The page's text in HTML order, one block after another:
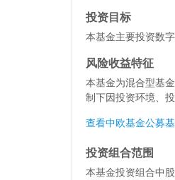
投资目标
本基金主要投资数
风险收益特征
本基金为混合型基
制下因投资环境、
查看中欧基金公募
投资组合范围
本基金投资组合中